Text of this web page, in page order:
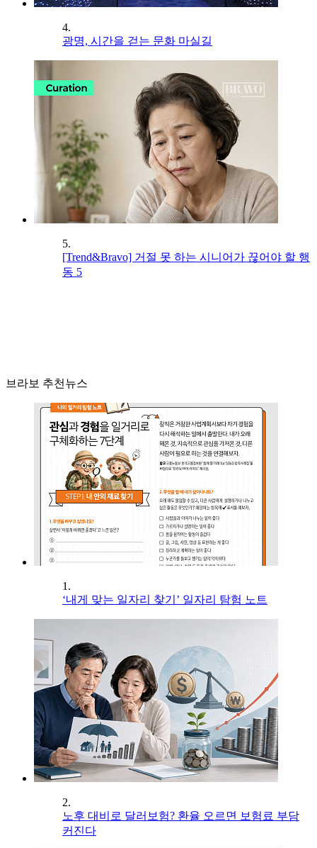
4.
광명, 시간을 걷는 문화 마실길
5.
[Trend&Bravo] 거절 못 하는 시니어가 끊어야 할 행
동 5
브라보 추천뉴스
1.
‘내게 맞는 일자리 찾기’ 일자리 탐험 노트
2.
노후 대비로 달러보험? 환율 오르면 보험료 부담
커진다